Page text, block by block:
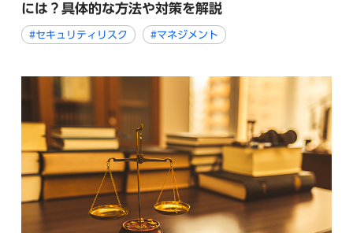
には？具体的な方法や対策を解説
#セキュリティリスク #マネジメント